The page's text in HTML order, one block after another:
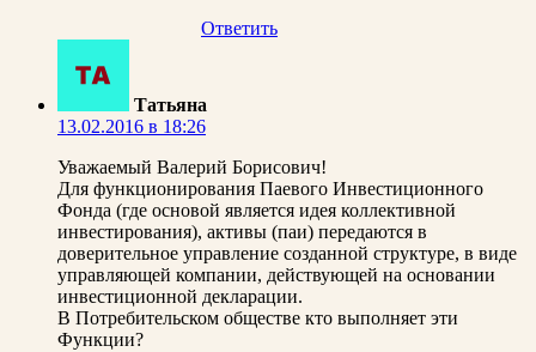
Ответить
Татьяна
13.02.2016 в 18:26
Уважаемый Валерий Борисович!
Для функционирования Паевого Инвестиционного
Фонда (где основой является идея коллективной
инвестирования), активы (паи) передаются в
доверительное управление созданной структуре, в виде
управляющей компании, действующей на основании
инвестиционной декларации.
В Потребительском обществе кто выполняет эти
Функции?